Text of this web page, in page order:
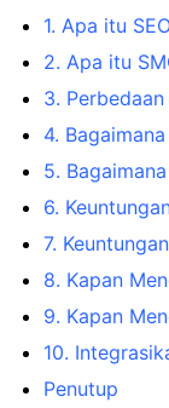
1. Apa itu
2. Apa itu
3.
4.
5.
6.
7.
8. Kapan
9. Kapan
10.
Penutup